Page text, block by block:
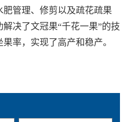
管理、修剪以及疏花疏果
决了文冠果“千花一果”的技
率，实现了高产和稳产。